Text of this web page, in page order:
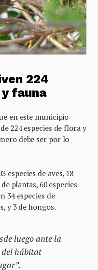
224
fauna
en este municipio
224 especies de flora y
debe ser por lo
especies de aves, 18
plantas, 60 especies
34 especies de
y 3 de hongos.
luego ante la
hábitat